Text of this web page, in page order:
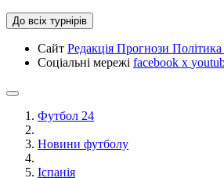
До всіх турнірів
Сайт Редакція Прогнози Політика
Соціальні мережі facebook x
Футбол 24
Новини футболу
Іспанія